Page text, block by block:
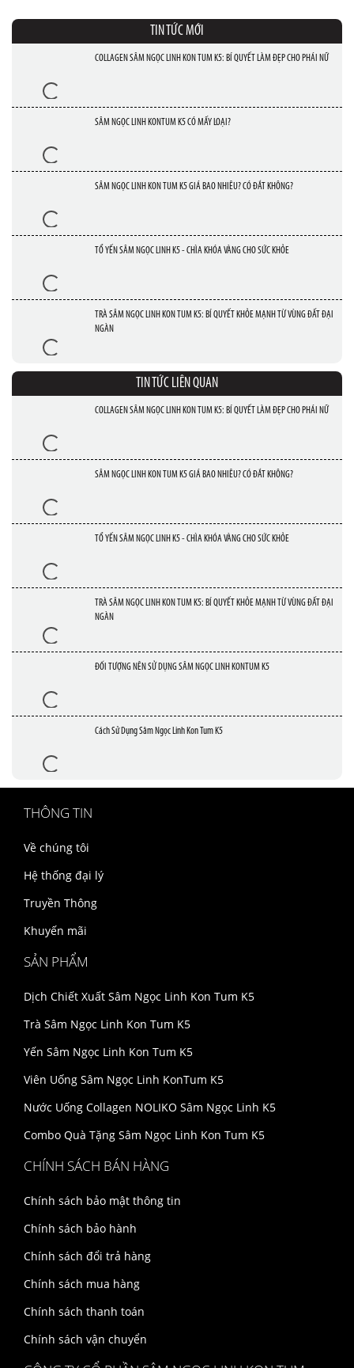
TIN TỨC MỚI
COLLAGEN SÂM NGỌC LINH KON TUM K5: BÍ QUYẾT LÀM ĐẸP CHO PHÁI NỮ
SÂM NGỌC LINH KONTUM K5 CÓ MẤY LOẠI?
SÂM NGỌC LINH KON TUM K5 GIÁ BAO NHIÊU? CÓ ĐẮT KHÔNG?
TỔ YẾN SÂM NGỌC LINH K5 - CHÌA KHÓA VÀNG CHO SỨC KHỎE
TRÀ SÂM NGỌC LINH KON TUM K5: BÍ QUYẾT KHỎE MẠNH TỪ VÙNG ĐẤT ĐẠI
NGÀN
TIN TỨC LIÊN QUAN
COLLAGEN SÂM NGỌC LINH KON TUM K5: BÍ QUYẾT LÀM ĐẸP CHO PHÁI NỮ
SÂM NGỌC LINH KON TUM K5 GIÁ BAO NHIÊU? CÓ ĐẮT KHÔNG?
TỔ YẾN SÂM NGỌC LINH K5 - CHÌA KHÓA VÀNG CHO SỨC KHỎE
TRÀ SÂM NGỌC LINH KON TUM K5: BÍ QUYẾT KHỎE MẠNH TỪ VÙNG ĐẤT ĐẠI
NGÀN
ĐỐI TƯỢNG NÊN SỬ DỤNG SÂM NGỌC LINH KONTUM K5
Cách Sử Dụng Sâm Ngọc Linh Kon Tum K5
THÔNG TIN
Về chúng tôi
Hệ thống đại lý
Truyền Thông
Khuyến mãi
SẢN PHẨM
Dịch Chiết Xuất Sâm Ngọc Linh Kon Tum K5
Trà Sâm Ngọc Linh Kon Tum K5
Yến Sâm Ngọc Linh Kon Tum K5
Viên Uống Sâm Ngọc Linh KonTum K5
Nước Uống Collagen NOLIKO Sâm Ngọc Linh K5
Combo Quà Tặng Sâm Ngọc Linh Kon Tum K5
CHÍNH SÁCH BÁN HÀNG
Chính sách bảo mật thông tin
Chính sách bảo hành
Chính sách đổi trả hàng
Chính sách mua hàng
Chính sách thanh toán
Chính sách vận chuyển